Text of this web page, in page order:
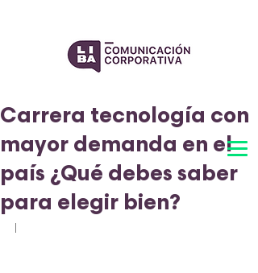
Carrera tecnología con
mayor demanda en el
país ¿Qué debes saber
para elegir bien?